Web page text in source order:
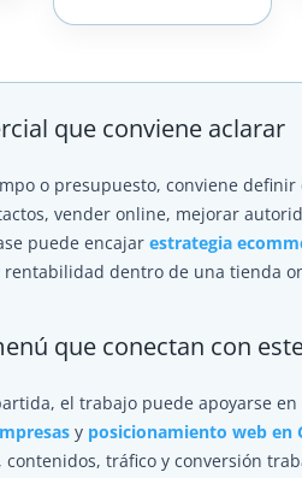
que conviene aclarar
o presupuesto, conviene
vender online, mejorar
puede encajarestrategia
rentabilidad dentro de una tienda
que conectan con
el trabajo puede apoyarse en
y posicionamiento web en
tráfico y conversión